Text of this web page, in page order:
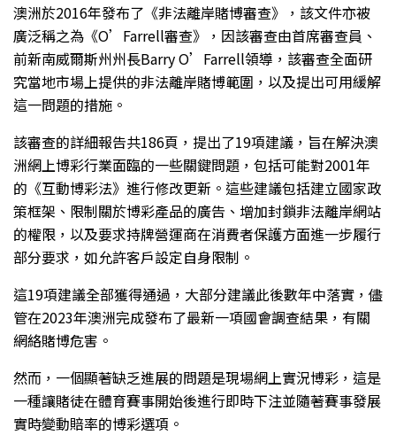
澳洲於2016年發布了《非法離岸賭博審查》，該文件亦被
廣泛稱之為《O’Farrell審查》，因該審查由首席審查員、
前新南威爾斯州州長Barry O’Farrell領導，該審查全面研
究當地市場上提供的非法離岸賭博範圍，以及提出可用緩解
這一問題的措施。
該審查的詳細報告共186頁，提出了19項建議，旨在解決澳
洲網上博彩行業面臨的一些關鍵問題，包括可能對2001年
的《互動博彩法》進行修改更新。這些建議包括建立國家政
策框架、限制關於博彩產品的廣告、增加封鎖非法離岸網站
的權限，以及要求持牌營運商在消費者保護方面進一步履行
部分要求，如允許客戶設定自身限制。
這19項建議全部獲得通過，大部分建議此後數年中落實，儘
管在2023年澳洲完成發布了最新一項國會調查結果，有關
網絡賭博危害。
然而，一個顯著缺乏進展的問題是現場網上實況博彩，這是
一種讓賭徒在體育賽事開始後進行即時下注並隨著賽事發展
實時變動賠率的博彩選項。